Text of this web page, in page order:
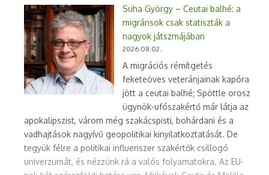
Suha György – Ceutai balhé: a
migránsok csak statiszták a
nagyok játszmájában
2026.08.02.
A migrációs rémítgetés
feketeöves veteránjainak kapóra
jött a ceutai balhé; Spöttle orosz
ügynök-ufószakértő már látja az
apokalipszist, várom még szakácspisti, bohárdani és a
vadhajtások nagyívű geopolitikai kinyilatkoztatását. De
tegyük félre a politikai influenszer szakértők csillogó
univerzumát, és nézzünk rá a valós folyamatokra. Az EU-